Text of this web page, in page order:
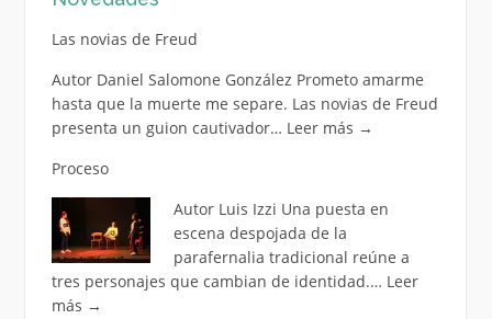
Las novias de Freud
Autor Daniel Salomone González Prometo amarme
hasta que la muerte me separe. Las novias de Freud
presenta un guion cautivador… Leer más →
Proceso
Autor Luis Izzi Una puesta en
escena despojada de la
parafernalia tradicional reúne a
tres personajes que cambian de identidad.… Leer
más →